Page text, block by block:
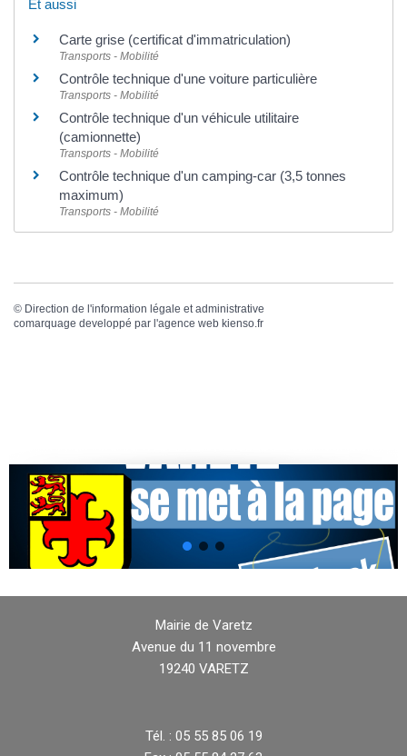
Et aussi
Carte grise (certificat d'immatriculation)
Transports - Mobilité
Contrôle technique d'une voiture particulière
Transports - Mobilité
Contrôle technique d'un véhicule utilitaire
(camionnette)
Transports - Mobilité
Contrôle technique d'un camping-car (3,5 tonnes
maximum)
Transports - Mobilité
© Direction de l'information légale et administrative
comarquage developpé par l'agence web kienso.fr
Mairie de Varetz
Avenue du 11 novembre
19240 VARETZ
Tél. : 05 55 85 06 19